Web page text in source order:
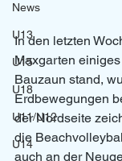
News
U13
U15
U18
U11/U12
U14
In den letzten
Maxgarten
Bauzaun stand,
Erdbewegungen
der Nordseite
die
auch an der